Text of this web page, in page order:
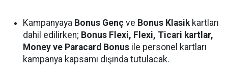
Kampanyaya Bonus Genç ve Bonus Klasikkartları
dahil edilirken; Bonus Flexi, Flexi, Ticari kartlar,
Money ve Paracard Bonus ile personel kartları
kampanya kapsamı dışında tutulacak.